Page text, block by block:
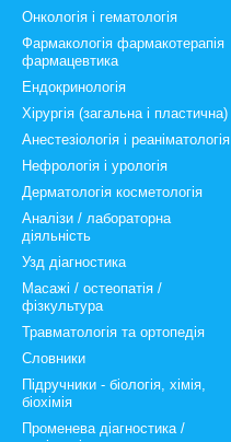
Онкологія і гематологія
Фармакологія фармакотерапія
фармацевтика
Ендокринологія
Хірургія (загальна і пластична)
Анестезіологія і реаніматологія
Нефрологія і урологія
Дерматологія косметологія
Аналізи / лабораторна
діяльність
Узд діагностика
Масажі / остеопатія /
фізкультура
Травматологія та ортопедія
Словники
Підручники - біологія, хімія,
біохімія
Променева діагностика /